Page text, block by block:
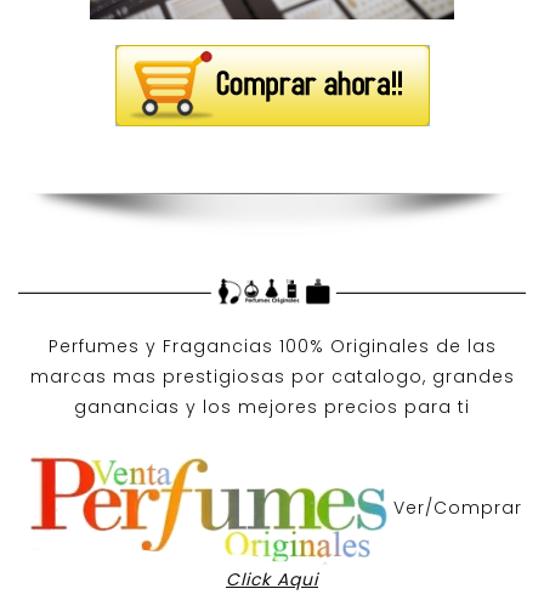
Perfumes y Fragancias 100% Originales de las
marcas mas prestigiosas por catalogo, grandes
ganancias y los mejores precios para ti
Ver/Comprar
Click Aqui